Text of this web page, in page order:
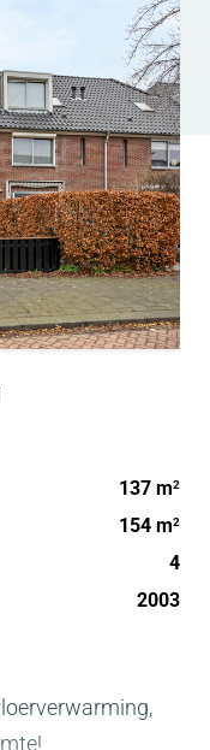
137 m2
154 m2
4
2003